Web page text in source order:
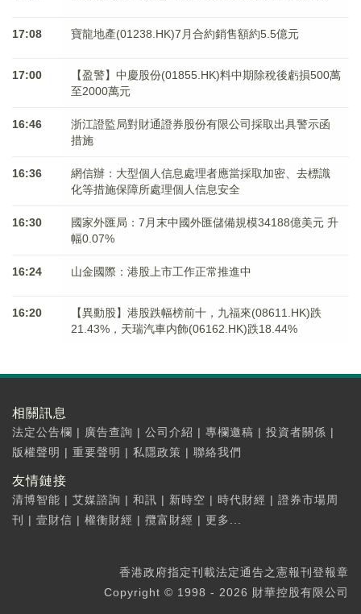
17:08 寶龍地產(01238.HK)7月合約銷售額約5.5億元
17:00
【盈警】中慶股份(01855.HK)料中期除稅後虧損500萬
至2000萬元
16:46
浙江證監局對財通證券股份有限公司採取出具警示函
措施
16:36
網信辦：大型個人信息處理者應當採取加密、去標識
化等措施保障所處理個人信息安全
16:30
國家外匯局：7月末中國外匯儲備規模34188億美元 升
幅0.07%
16:24 山金國際：港股上市工作正常推進中
16:20
【異動股】港股跌幅榜前十，九福來(08611.HK)跌
21.43%，天瑞汽車内飾(06162.HK)跌18.44%
相關訊息
法定公告欄 | 廣告查詢 | 公司介紹 | 專欄邀稿 | 投資者關係 |
版權聲明 | 重要聲明 | 私隱政策 | 聯絡我們
友情鏈接
清博智能 | 艾媒諮詢 | 和訊 | 新時空 | 時代財經 | 證券市場周
刊
| 壹財信 | 權衡財經 | 攬富財經 | 更多...
香港政府指定刊載法定通告之憲報刊登報章
Copyright © 1998 - 2026 財華控股有限公司